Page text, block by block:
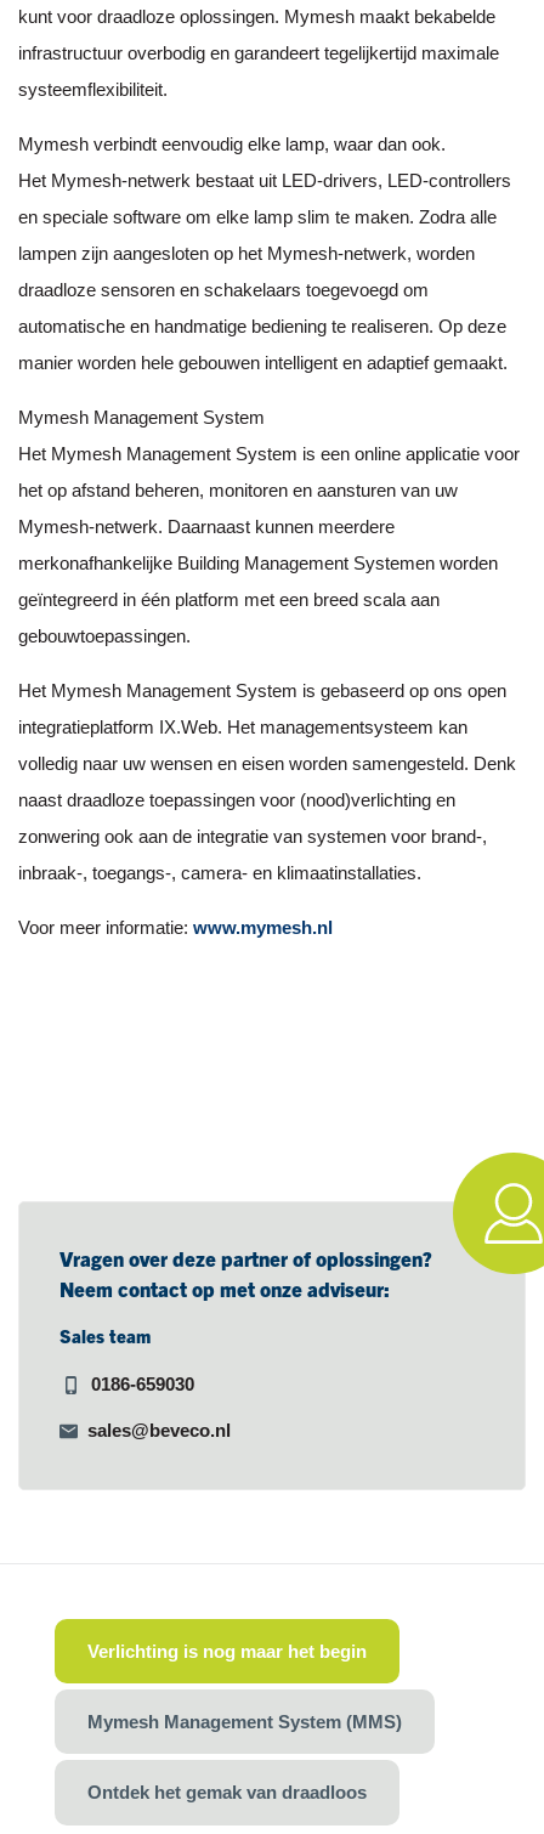
kunt voor draadloze oplossingen. Mymesh maakt bekabelde
infrastructuur overbodig en garandeert tegelijkertijd maximale
systeemflexibiliteit.
Mymesh verbindt eenvoudig elke lamp, waar dan ook.
Het Mymesh-netwerk bestaat uit LED-drivers, LED-controllers
en speciale software om elke lamp slim te maken. Zodra alle
lampen zijn aangesloten op het Mymesh-netwerk, worden
draadloze sensoren en schakelaars toegevoegd om
automatische en handmatige bediening te realiseren. Op deze
manier worden hele gebouwen intelligent en adaptief gemaakt.
Mymesh Management System
Het Mymesh Management System is een online applicatie voor
het op afstand beheren, monitoren en aansturen van uw
Mymesh-netwerk. Daarnaast kunnen meerdere
merkonafhankelijke Building Management Systemen worden
geïntegreerd in één platform met een breed scala aan
gebouwtoepassingen.
Het Mymesh Management System is gebaseerd op ons open
integratieplatform IX.Web. Het managementsysteem kan
volledig naar uw wensen en eisen worden samengesteld. Denk
naast draadloze toepassingen voor (nood)verlichting en
zonwering ook aan de integratie van systemen voor brand-,
inbraak-, toegangs-, camera- en klimaatinstallaties.
Voor meer informatie: www.mymesh.nl
Vragen over deze partner of oplossingen?
Neem contact op met onze adviseur:
Sales team
0186-659030
sales@beveco.nl
Verlichting is nog maar het begin
Mymesh Management System (MMS)
Ontdek het gemak van draadloos